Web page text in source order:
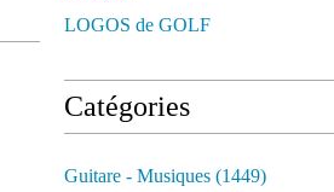
LOGOS de GOLF
Catégories
Guitare - Musiques (1449)